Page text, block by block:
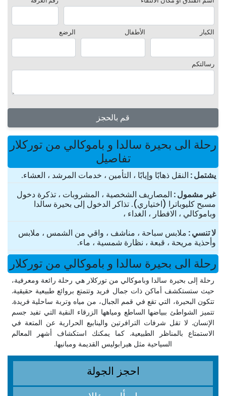
الكبار الأطفال الرضع
رسالتكم
قم بالحجز
رحلة الى بحيرة سالدا و باموكالي من توركلار
تفاصيل
یشتمل النقل ذهابًا وإيابًا ، التأمين ، خدمات المرشد ، العشاء.
غير مشمول المصاريف الشخصية ، المشروبات ، تذكرة دخول
مسبح كليوباترا (اختياري). تذاكر الدخول إلى بحيرة سالدا
وباموكالي ، الافطار ، الغداء ،
لا تنسي ملابس سباحة ، مناشف ، واقي من الشمس ، ملابس
وأحذية مريحة ، قبعة ، نظارة شمسية ، ماء.
رحلة الى بحيرة سالدا و باموكالي من توركلار
رحلة إلى بحيرة سالدا وباموكالي من توركلار هي رحلة رائعة ومعرفية،
حيث ستستكشف أماكن ذات جمال فريد وتتمتع بروائع طبيعية حقيقية.
تتكون البحيرة، التي تقع في قمم الجبال، من مياه وتربة ساحلية فريدة.
تتميز الشواطئ ببياضها الساطع ومياهها الزرقاء النقية التي تفيد جسم
الإنسان. لا تقل شرفات الترافرتين والينابيع الحرارية عن المتعة في
الاستمتاع بالمناظر الطبيعية. كما يمكنك استكشاف أشهر المعالم
السياحية مثل هيرابوليس القديمة ومبانيها.
احجز الجولة